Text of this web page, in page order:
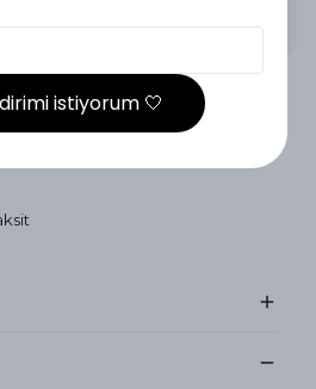
Kargo
istiyorum 🤍